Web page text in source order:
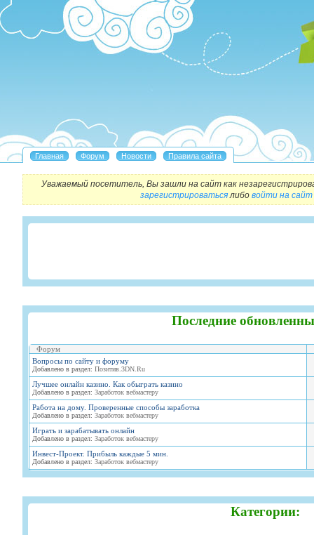
Уважаемый посетитель, Вы зашли на сайт как
зарегистрироватьсялибо войти на сайт
Последние
Форум
Вопросы по сайту и форуму
Добавлено в раздел: Позитив.3DN.Ru
Лучшее онлайн казино. Как обыграть казино
Добавлено в раздел: Заработок вебмастеру
Работа на дому. Проверенные способы заработка
Добавлено в раздел: Заработок вебмастеру
Играть и зарабатывать онлайн
Добавлено в раздел: Заработок вебмастеру
Инвест-Проект. Прибыль каждые 5 мин.
Добавлено в раздел: Заработок вебмастеру
Категории: